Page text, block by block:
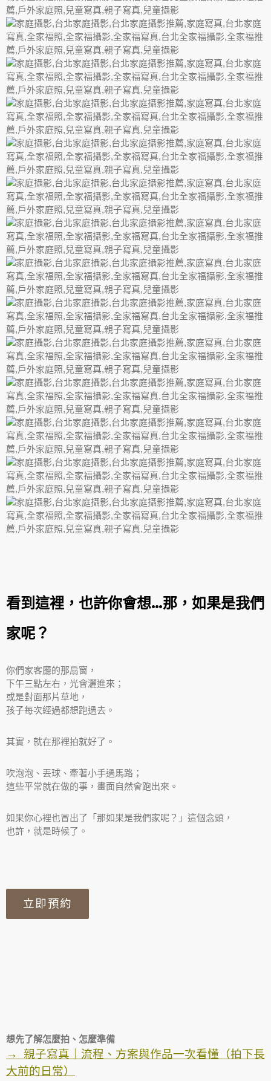
看到這裡，也許你會想…那，如果是我們
家呢？
你們家客廳的那扇窗，
下午三點左右，光會灑進來；
或是對面那片草地，
孩子每次經過都想跑過去。
其實，就在那裡拍就好了。
吹泡泡、丟球、牽著小手過馬路；
這些平常就在做的事，畫面自然會跑出來。
如果你心裡也冒出了「那如果是我們家呢？」這個念頭，
也許，就是時候了。
立即預約
想先了解怎麼拍、怎麼準備
→ 親子寫真｜流程、方案與作品一次看懂（拍下長
大前的日常）